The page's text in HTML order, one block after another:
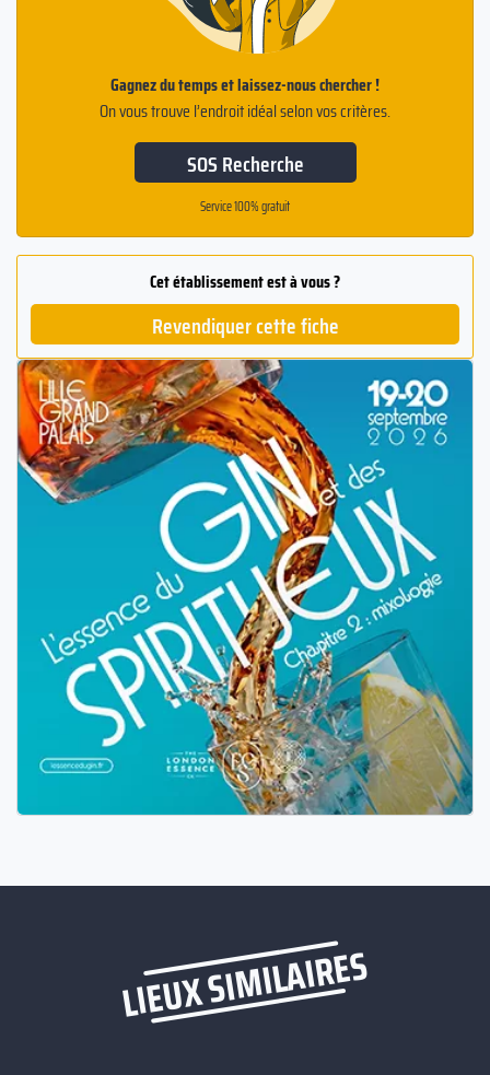
Gagnez du temps et laissez-nous chercher !
On vous trouve l’endroit idéal selon vos critères.
SOS Recherche
Service 100% gratuit
Cet établissement est à vous ?
Revendiquer cette fiche
LIEUX SIMILAIRES